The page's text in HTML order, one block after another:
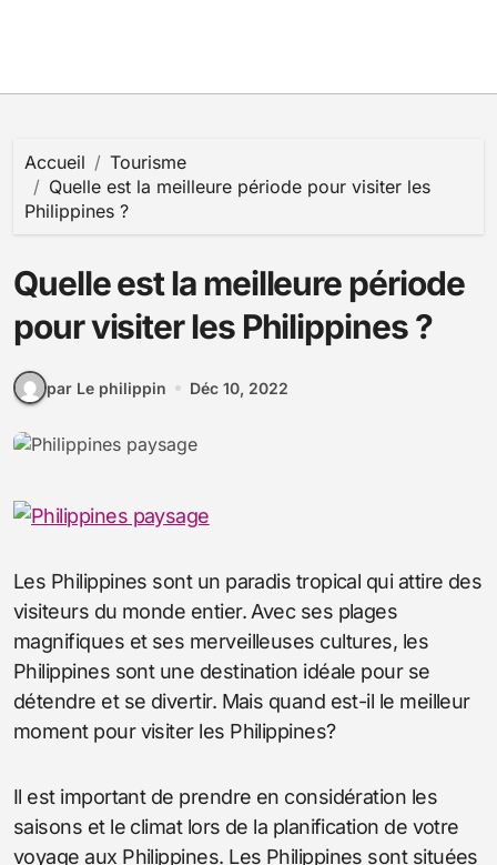
Accueil
Tourisme
Quelle est la meilleure période pour visiter les
Philippines ?
Quelle est la meilleure période
pour visiter les Philippines ?
par Le philippin Déc 10, 2022
Les Philippines sont un paradis tropical qui attire des
visiteurs du monde entier. Avec ses plages
magnifiques et ses merveilleuses cultures, les
Philippines sont une destination idéale pour se
détendre et se divertir. Mais quand est-il le meilleur
moment pour visiter les Philippines?
Il est important de prendre en considération les
saisons et le climat lors de la planification de votre
voyage aux Philippines. Les Philippines sont situées